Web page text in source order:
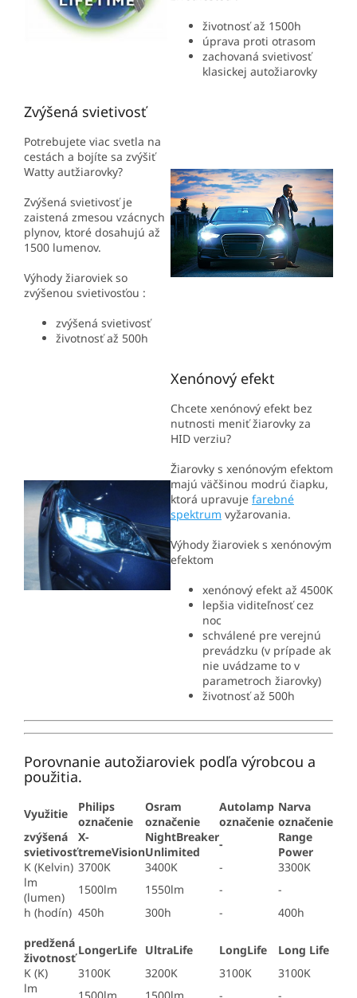
životnosť až 1500h
úprava proti otrasom
zachovaná svietivosť
klasickej autožiarovky
Zvýšená svietivosť
Potrebujete viac svetla na
cestách a bojíte sa zvýšiť
Watty autžiarovky?
Zvýšená svietivosť je
zaistená zmesou vzácnych
plynov, ktoré dosahujú až
1500 lumenov.
Výhody žiaroviek so
zvýšenou svietivosťou :
zvýšená svietivosť
životnosť až 500h
Xenónový efekt
Chcete xenónový efekt bez
nutnosti meniť žiarovky za
HID verziu?
Žiarovky s xenónovým efektom
majú väčšinou modrú čiapku,
ktorá upravuje farebné
spektrum vyžarovania.
Výhody žiaroviek s xenónovým
efektom
xenónový efekt až 4500K
lepšia viditeľnosť cez
noc
schválené pre verejnú
prevádzku (v prípade ak
nie uvádzame to v
parametroch žiarovky)
životnosť až 500h
Porovnanie autožiaroviek podľa výrobcou a
použitia.
Využitie
Philips
označenie
Osram
označenie
Autolamp
označenie
Narva
označenie
zvýšená
svietivosť
X-
tremeVision
NightBreaker
Unlimited
-
Range
Power
K (Kelvin) 3700K 3400K -
3300K
lm
(lumen)
1500lm 1550lm -
-
h (hodín) 450h 300h -
400h
predžená
životnosť
LongerLife UltraLife LongLife
Long Life
K (K)
3100K 3200K 3100K
3100K
lm